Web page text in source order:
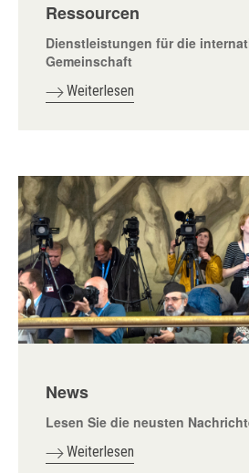
Ressourcen
Dienstleistungen für die
Gemeinschaft
Weiterlesen
News
Lesen Sie die neusten
Weiterlesen